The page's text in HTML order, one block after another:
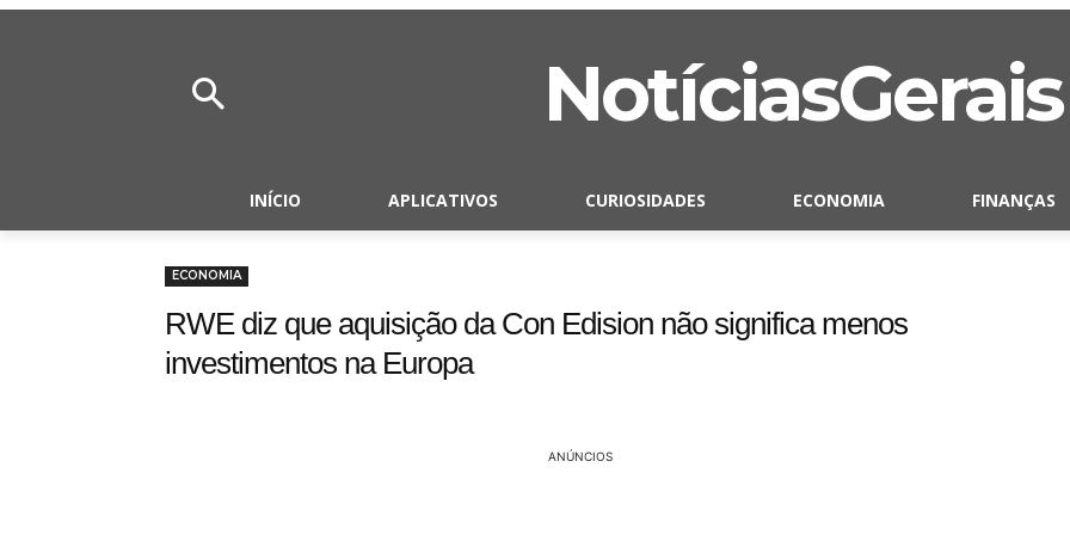
NotíciasGerais
INÍCIO APLICATIVOS CURIOSIDADES ECONOMIA FINANÇAS
ECONOMIA
RWE diz que aquisição da Con Edision não significa menos
investimentos na Europa
ANÚNCIOS